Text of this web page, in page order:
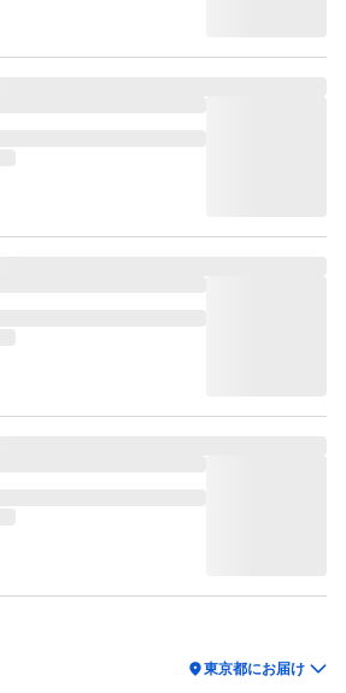
location_on東京都にお届け